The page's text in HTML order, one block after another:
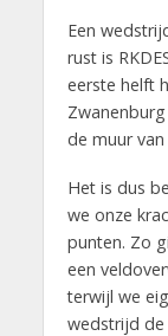
Een
rust is
eerste helft
de muur
Het is dus
we onze
punten. Zo
een
terwijl we
wedstrijd de